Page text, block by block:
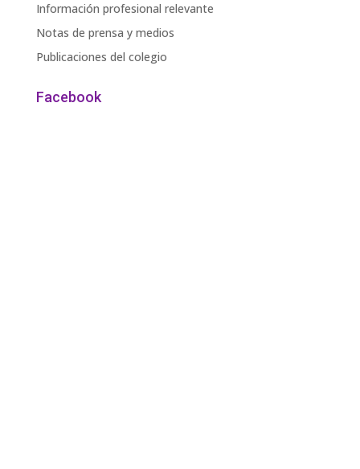
Información profesional relevante
Notas de prensa y medios
Publicaciones del colegio
Facebook